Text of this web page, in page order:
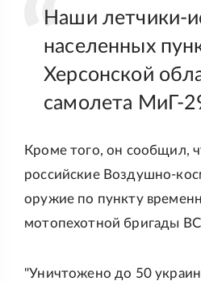
Наши летчики-
населенных
Херсонской
самолета МиГ-
Кроме того, он сообщил,
российские Воздушно-
оружие по пункту
мотопехотной бригады
"Уничтожено до 50